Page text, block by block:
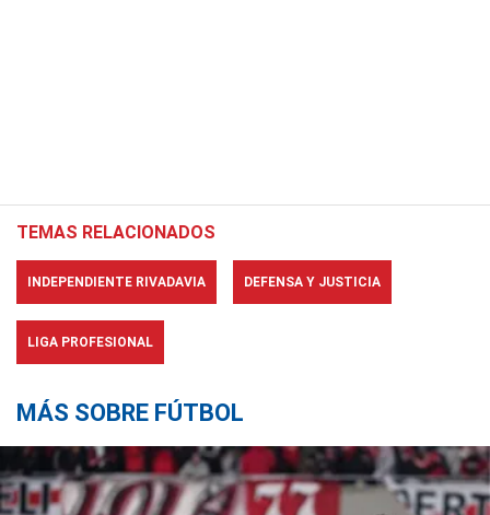
TEMAS RELACIONADOS
INDEPENDIENTE RIVADAVIA DEFENSA Y JUSTICIA
LIGA PROFESIONAL
MÁS SOBRE FÚTBOL